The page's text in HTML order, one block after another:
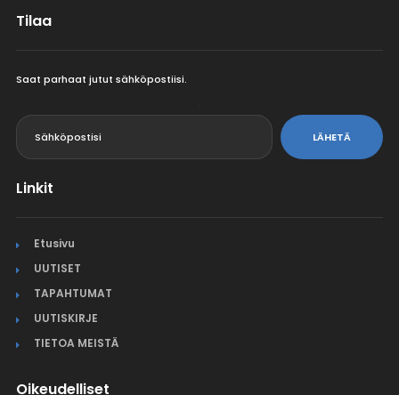
Tilaa
Saat parhaat jutut sähköpostiisi.
LÄHETÄ
Linkit
Etusivu
UUTISET
TAPAHTUMAT
UUTISKIRJE
TIETOA MEISTÄ
Oikeudelliset